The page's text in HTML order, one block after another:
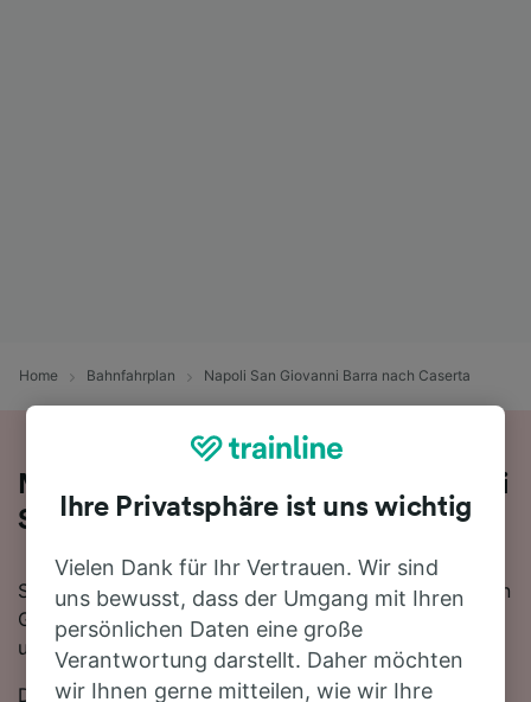
Home Bahnfahrplan Napoli San Giovanni Barra nach Caserta
Mit dem Zug in 57 Minuten von Napoli
San Giovanni Barra nach Caserta
Sie denken darüber nach, für Ihre Reise von Napoli San
Giovanni Barra nach Caserta den Zug zu nehmen? Bei
uns sind Sie goldrichtig!
Die schnellste Fahrtzeit, um die 26 km von Napoli San
Ihre Privatsphäre ist uns wichtig
Vielen Dank für Ihr Vertrauen. Wir sind
uns bewusst, dass der Umgang mit Ihren
persönlichen Daten eine große
Verantwortung darstellt. Daher möchten
wir Ihnen gerne mitteilen, wie wir Ihre